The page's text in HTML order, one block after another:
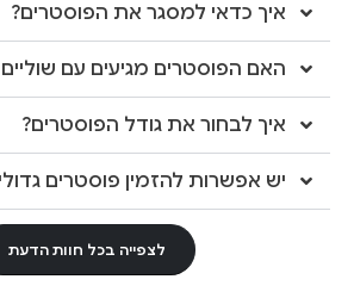
איך כדאי למסגר את הפוסטרים?
האם הפוסטרים מגיעים עם שוליים
איך לבחור את גודל הפוסטרים?
יש אפשרות להזמין פוסטרים
לצפייה בכל חוות הדעת